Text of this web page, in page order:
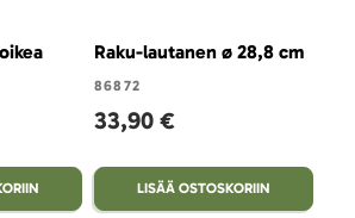
Raku-lautanen ø 28,8 cm
86872
33,90 €
LISÄÄ OSTOSKORIIN